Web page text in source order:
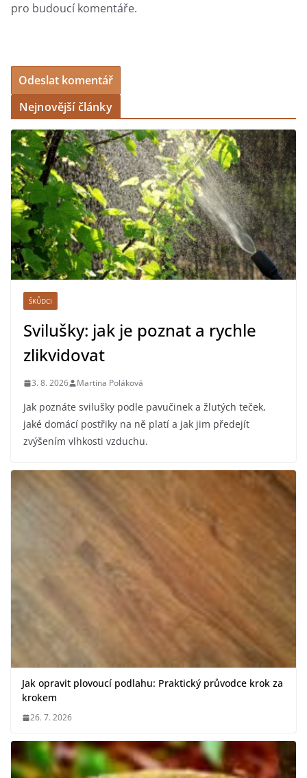
pro budoucí komentáře.
Nejnovější články
ŠKŮDCI
Svilušky: jak je poznat a rychle
zlikvidovat
3. 8. 2026 Martina Poláková
Jak poznáte svilušky podle pavučinek a žlutých teček,
jaké domácí postřiky na ně platí a jak jim předejít
zvýšením vlhkosti vzduchu.
Jak opravit plovoucí podlahu: Praktický průvodce krok za
krokem
26. 7. 2026